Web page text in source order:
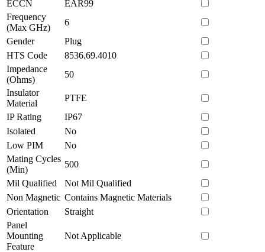
ECCN
EAR99
Frequency
(Max GHz)
6
Gender
Plug
HTS Code
8536.69.4010
Impedance
(Ohms)
50
Insulator
Material
PTFE
IP Rating
IP67
Isolated
No
Low PIM
No
Mating Cycles
(Min)
500
Mil Qualified
Not Mil Qualified
Non Magnetic Contains Magnetic Materials
Orientation
Straight
Panel
Mounting
Feature
Not Applicable